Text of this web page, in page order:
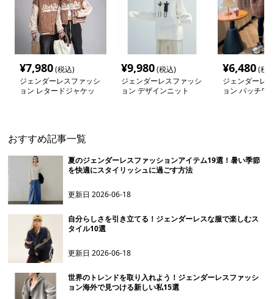
¥7,980(税込)
ジェンダーレスファッシ
ョン レタードジャケッ
¥9,980(税込)
ジェンダーレスファッシ
ョン デザインニット
¥6,480(税
ジェンダーレ
ョン パッチワ
おすすめ記事一覧
夏のジェンダーレスファッションアイテム19選！暑い季節
を快適にスタイリッシュに過ごす方法
更新日2026-06-18
自分らしさを引き立てる！ジェンダーレスな服で楽しむス
タイル10選
更新日2026-06-18
世界のトレンドを取り入れよう！ジェンダーレスファッシ
ョン海外で見つける新しい私15選